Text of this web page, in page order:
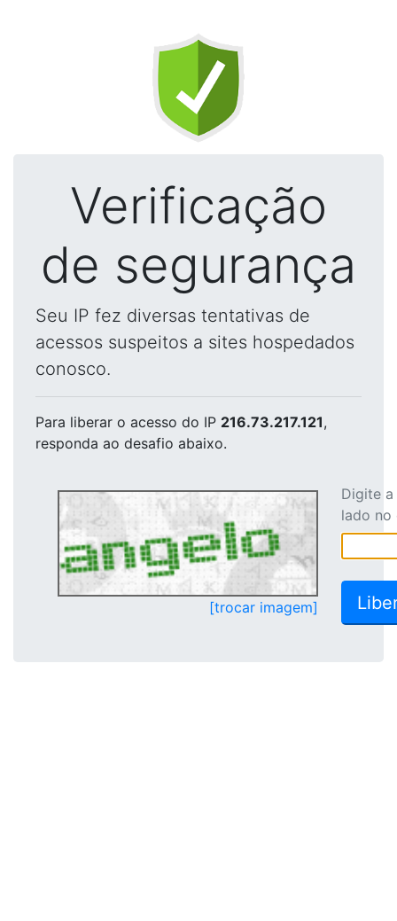
Verificação
de segurança
Seu IP fez diversas tentativas de
acessos suspeitos a sites hospedados
conosco.
Para liberar o acesso do IP 216.73.217.121,
responda ao desafio abaixo.
[trocar imagem]
Digite
lado no